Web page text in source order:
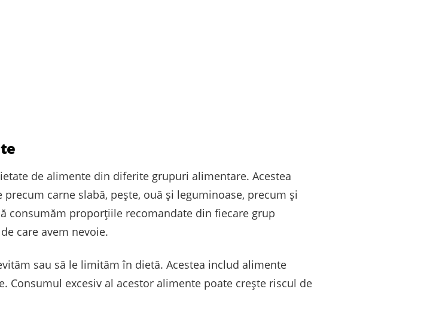
de alimente din diferite grupuri alimentare. Acestea
carne slabă, pește, ouă și leguminoase, precum și
consumăm proporțiile recomandate din fiecare grup
care avem nevoie.
sau să le limităm în dietă. Acestea includ alimente
Consumul excesiv al acestor alimente poate crește riscul de